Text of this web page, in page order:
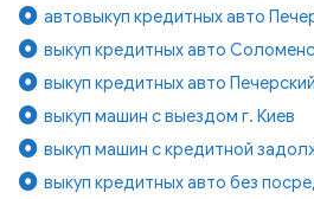
автовыкуп кредитных авто
выкуп кредитных авто
выкуп кредитных авто
выкуп машин с выездом г. Киев
выкуп машин с кредитной
выкуп кредитных авто без